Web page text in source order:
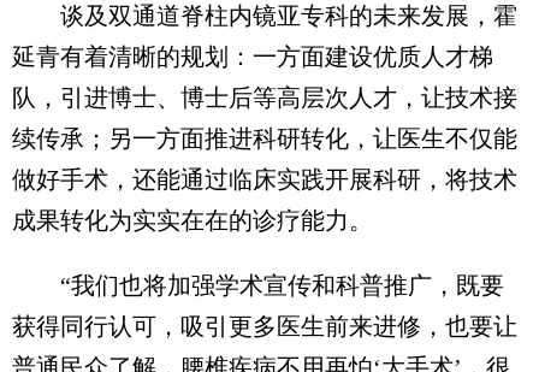
谈及双通道脊柱内镜亚专科的未来发展，霍
延青有着清晰的规划：一方面建设优质人才梯
队，引进博士、博士后等高层次人才，让技术接
续传承；另一方面推进科研转化，让医生不仅能
做好手术，还能通过临床实践开展科研，将技术
成果转化为实实在在的诊疗能力。
“我们也将加强学术宣传和科普推广，既要
获得同行认可，吸引更多医生前来进修，也要让